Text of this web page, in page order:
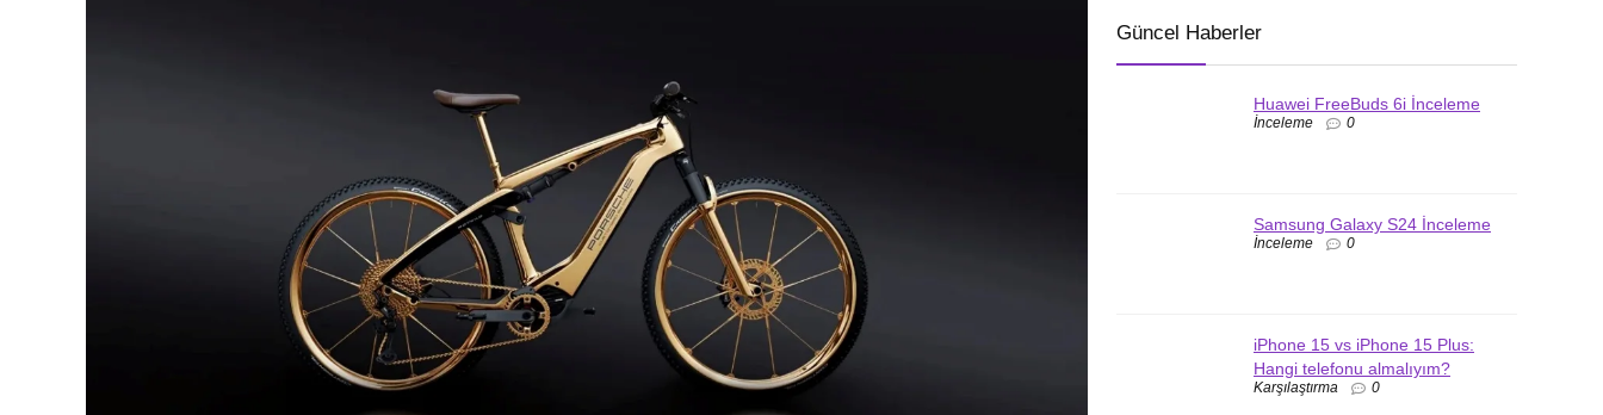
Güncel Haberler
Huawei FreeBuds 6i İnceleme
İnceleme 0
Samsung Galaxy S24 İnceleme
İnceleme 0
iPhone 15 vs iPhone 15 Plus:
Hangi telefonu almalıyım?
Karşılaştırma 0